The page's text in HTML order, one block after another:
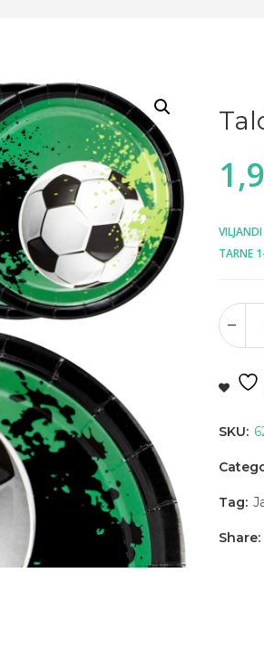
TARNE
SKU:
Tag:
Share: